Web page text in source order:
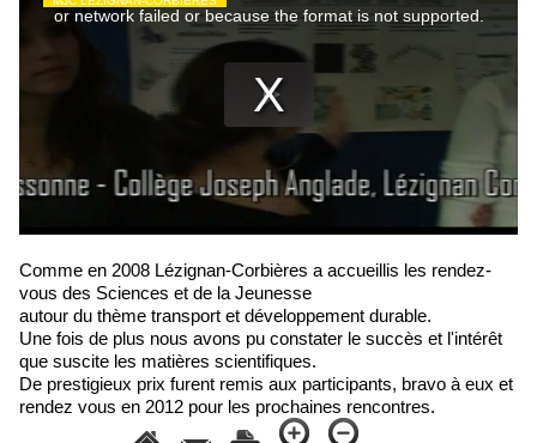
Comme en 2008 Lézignan-Corbières a accueillis les rendez-
vous des Sciences et de la Jeunesse
autour du thème transport et développement durable.
Une fois de plus nous avons pu constater le succès et l'intérêt
que suscite les matières scientifiques.
De prestigieux prix furent remis aux participants, bravo à eux et
rendez vous en 2012 pour les prochaines rencontres.